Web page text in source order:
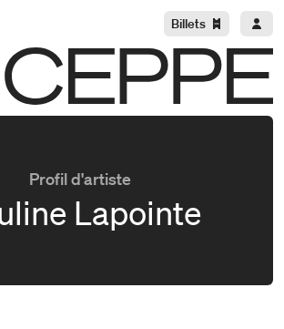
Billets
Profil d'artiste
Lapointe